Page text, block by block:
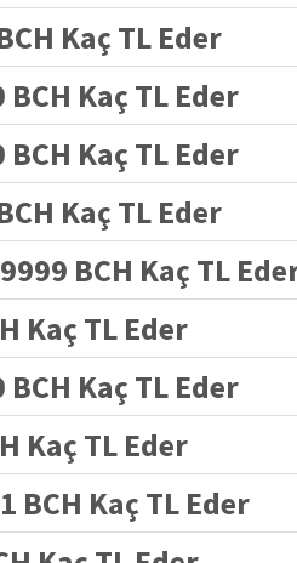
Kaç TL Eder
Kaç TL Eder
BCH Kaç TL Eder
Kaç TL Eder
BCH Kaç TL
Kaç TL Eder
BCH Kaç TL Eder
Kaç TL Eder
BCH Kaç TL Eder